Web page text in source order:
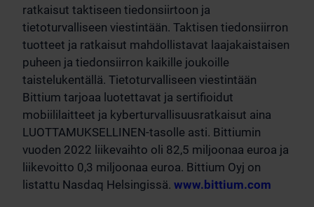
ratkaisut taktiseen tiedonsiirtoon ja
tietoturvalliseen viestintään. Taktisen tiedonsiirron
tuotteet ja ratkaisut mahdollistavat laajakaistaisen
puheen ja tiedonsiirron kaikille joukoille
taistelukentällä. Tietoturvalliseen viestintään
Bittium tarjoaa luotettavat ja sertifioidut
mobiililaitteet ja kyberturvallisuusratkaisut aina
LUOTTAMUKSELLINEN-tasolle asti. Bittiumin
vuoden 2022 liikevaihto oli 82,5 miljoonaa euroa ja
liikevoitto 0,3 miljoonaa euroa. Bittium Oyj on
listattu Nasdaq Helsingissä. www.bittium.com